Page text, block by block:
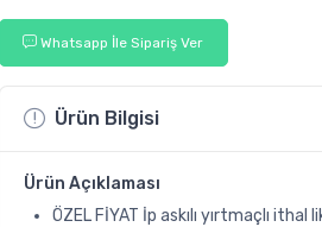
Whatsapp İle Sipariş Ver
Ürün Bilgisi
Ürün Açıklaması
ÖZEL FİYAT İp askılı yırtmaçlı ithal